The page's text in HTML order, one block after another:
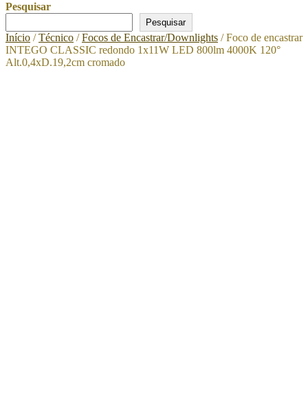
Pesquisar
Pesquisar
Início /Técnico /Focos de Encastrar/Downlights / Foco de encastrar
INTEGO CLASSIC redondo 1x11W LED 800lm 4000K 120°
Alt.0,4xD.19,2cm cromado